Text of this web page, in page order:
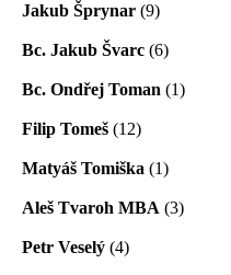
Jakub Šprynar (9)
Bc. Jakub Švarc (6)
Bc. Ondřej Toman (1)
Filip Tomeš (12)
Matyáš Tomiška (1)
Aleš Tvaroh MBA (3)
Petr Veselý (4)